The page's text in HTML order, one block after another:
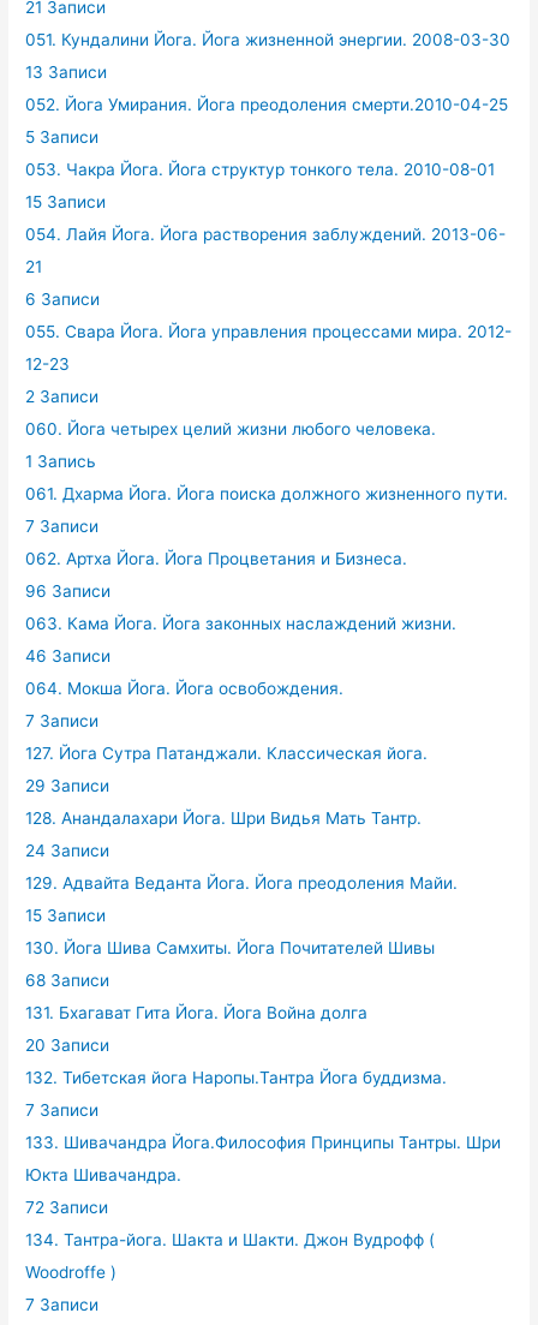
21 Записи
051. Кундалини Йога. Йога жизненной энергии. 2008-03-30
13 Записи
052. Йога Умирания. Йога преодоления смерти.2010-04-25
5 Записи
053. Чакра Йога. Йога структур тонкого тела. 2010-08-01
15 Записи
054. Лайя Йога. Йога растворения заблуждений. 2013-06-
21
6 Записи
055. Свара Йога. Йога управления процессами мира. 2012-
12-23
2 Записи
060. Йога четырех целий жизни любого человека.
1 Запись
061. Дхарма Йога. Йога поиска должного жизненного пути.
7 Записи
062. Артха Йога. Йога Процветания и Бизнеса.
96 Записи
063. Кама Йога. Йога законных наслаждений жизни.
46 Записи
064. Мокша Йога. Йога освобождения.
7 Записи
127. Йога Сутра Патанджали. Классическая йога.
29 Записи
128. Анандалахари Йога. Шри Видья Мать Тантр.
24 Записи
129. Адвайта Веданта Йога. Йога преодоления Майи.
15 Записи
130. Йога Шива Самхиты. Йога Почитателей Шивы
68 Записи
131. Бхагават Гита Йога. Йога Война долга
20 Записи
132. Тибетская йога Наропы.Тантра Йога буддизма.
7 Записи
133. Шивачандра Йога.Философия Принципы Тантры. Шри
Юкта Шивачандра.
72 Записи
134. Тантра-йога. Шакта и Шакти. Джон Вудрофф (
Woodroffe )
7 Записи